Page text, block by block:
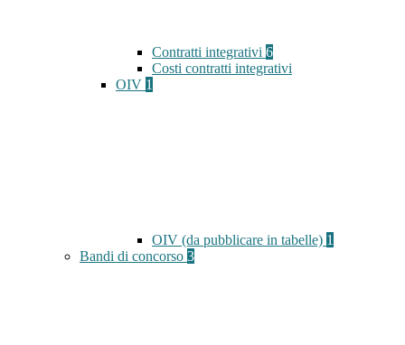
Contratti integrativi 6
Costi contratti integrativi
OIV 1
OIV (da pubblicare in tabelle) 1
Bandi di concorso 3